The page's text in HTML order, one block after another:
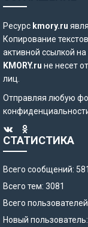
Ресурс kmory.ru
Копирование
активной ссылкой на
KMORY.ru не несет
лиц.
Отправляя любую
СТАТИСТИКА
Всего сообщений:
Всего тем: 3081
Всего
Новый пользователь: